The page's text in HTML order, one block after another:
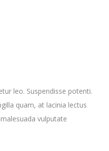
leo. Suspendisse potenti.
quam, at lacinia lectus
vulputate